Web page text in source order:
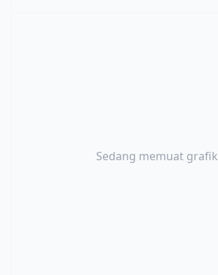
Sedang memuat grafik